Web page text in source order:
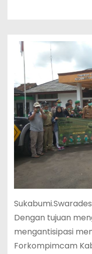
Dengan tujuan
mengantisipasi
Forkompimcam